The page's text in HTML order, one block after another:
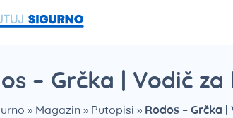
– Grčka | Vodič
» Magazin » Putopisi » Rodos – Grčka